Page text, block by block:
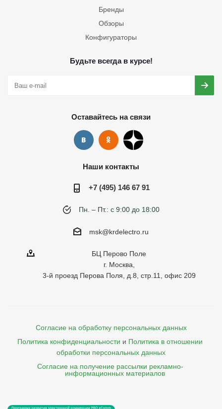
Бренды
Обзоры
Конфигураторы
Будьте всегда в курсе!
Оставайтесь на связи
Наши контакты
+7 (495) 146 67 91
Пн. – Пт.: с 9:00 до 18:00
msk@krdelectro.ru
БЦ Перово Поле
г. Москва,
3-й проезд Перова Поля, д.8, стр.11, офис 209
Согласие на обработку персональных данных
Политика конфиденциальности и Политика в отношении
обработки персональных данных
Согласие на получение рассылки рекламно-
    информационных материалов